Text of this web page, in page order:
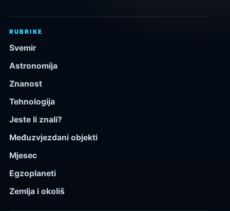
RUBRIKE
Svemir
Astronomija
Znanost
Tehnologija
Jeste li znali?
Međuzvjezdani objekti
Mjesec
Egzoplaneti
Zemlja i okoliš